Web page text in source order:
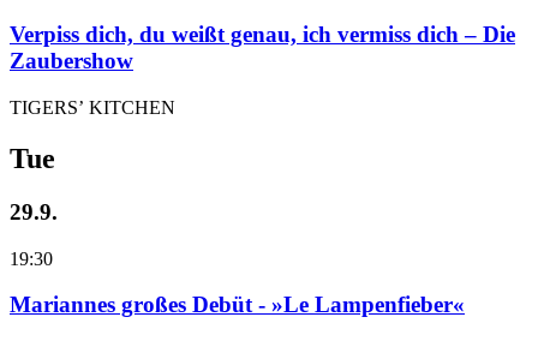
Verpiss dich, du weißt genau, ich vermiss dich – Die
Zaubershow
TIGERS’ KITCHEN
Tue
29.9.
19:30
Mariannes großes Debüt - »Le Lampenfieber«